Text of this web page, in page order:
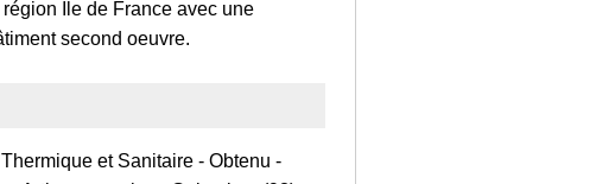
Ile de France avec une
second oeuvre.
et Sanitaire - Obtenu -